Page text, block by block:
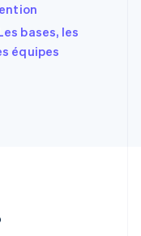
bases, les
équipes